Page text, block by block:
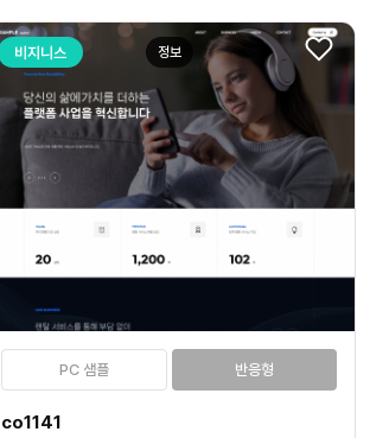
정보
비지니스
PC 샘플 반응형
co1141